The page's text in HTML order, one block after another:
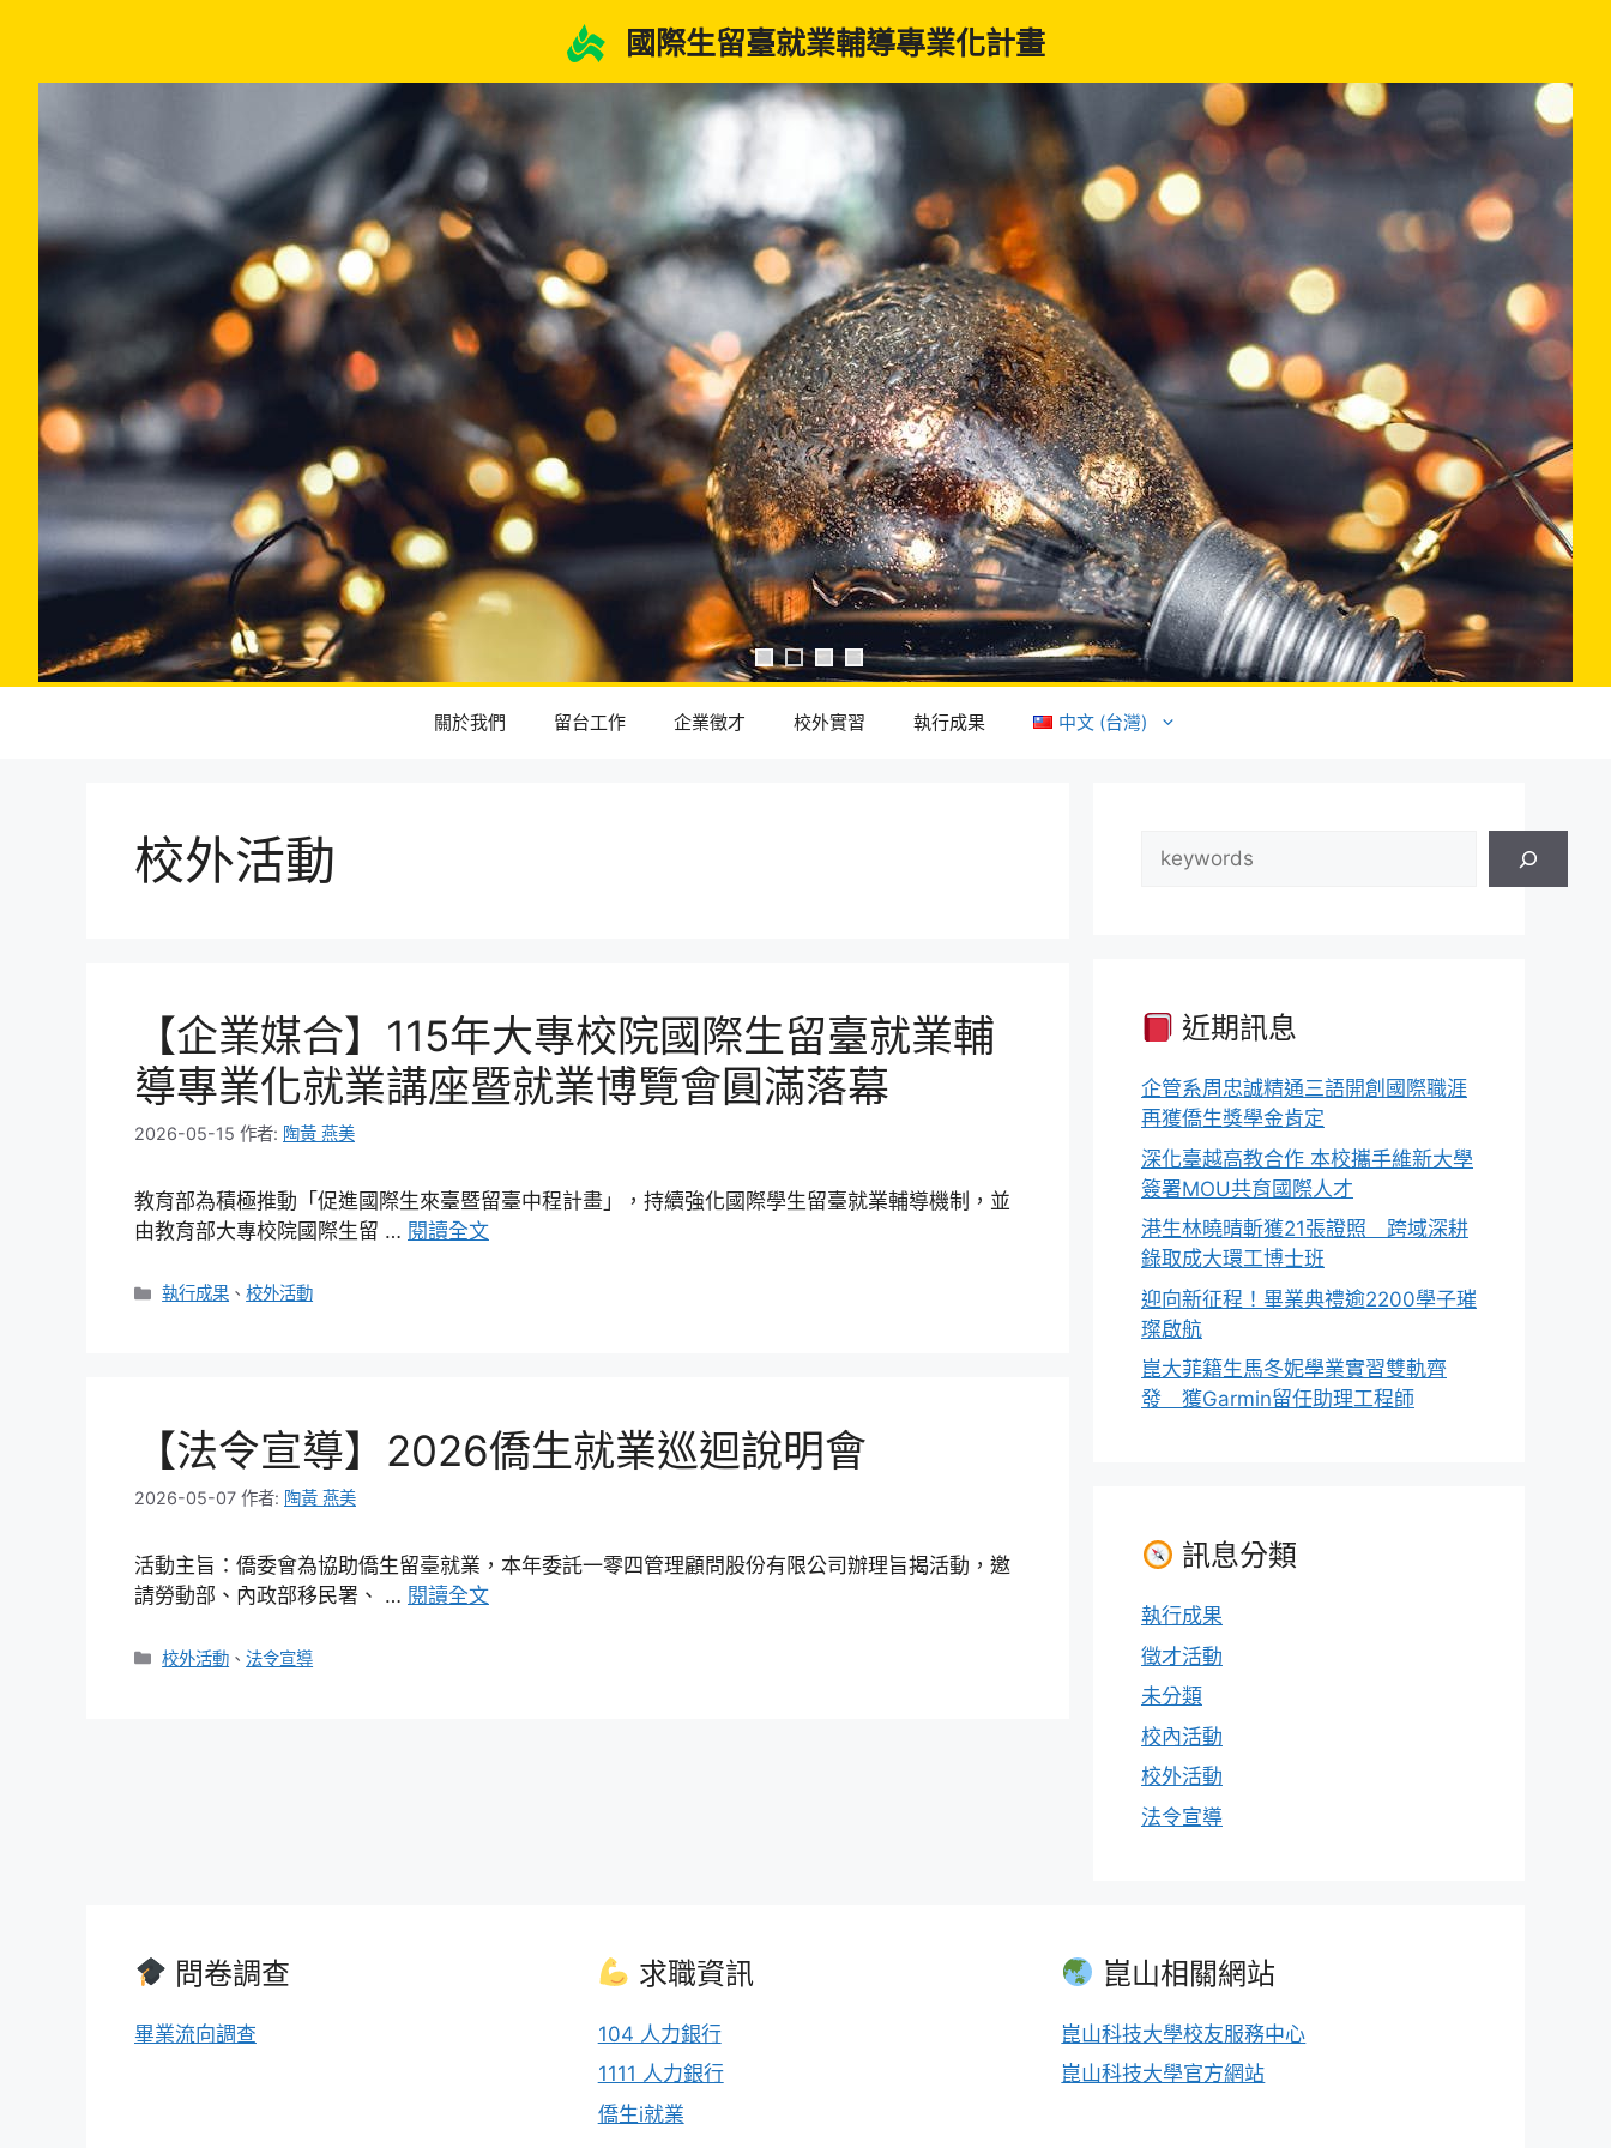
國際生留臺就業輔導專業化計畫
關於我們 留台工作 企業徵才 校外實習 執行成果 中文 (台灣)
校外活動
【企業媒合】115年大專校院國際生留臺就業輔
導專業化就業講座暨就業博覽會圓滿落幕
2026-05-15 作者: 陶黃 燕美
教育部為積極推動「促進國際生來臺暨留臺中程計畫」，持續強化國際學生留臺就業輔導機制，並
由教育部大專校院國際生留 … 閱讀全文
分
執行成果 、校外活動
【法令宣導】2026僑生就業巡迴說明會
2026-05-07 作者: 陶黃 燕美
活動主旨：僑委會為協助僑生留臺就業，本年委託一零四管理顧問股份有限公司辦理旨揭活動，邀
請勞動部、內政部移民署、 … 閱讀全文
分
校外活動 、法令宣導
近期訊息
企管系周忠誠精通三語開創國際職涯
再獲僑生獎學金肯定
深化臺越高教合作 本校攜手維新大學
簽署MOU共育國際人才
港生林曉晴斬獲21張證照 跨域深耕
錄取成大環工博士班
迎向新征程！畢業典禮逾2200學子璀
璨啟航
崑大菲籍生馬冬妮學業實習雙軌齊
發 獲Garmin留任助理工程師
訊息分類
執行成果
徵才活動
未分類
校內活動
校外活動
法令宣導
問卷調查
畢業流向調查
求職資訊
104 人力銀行
1111 人力銀行
僑生i就業
崑山相關網站
崑山科技大學校友服務中心
崑山科技大學官方網站